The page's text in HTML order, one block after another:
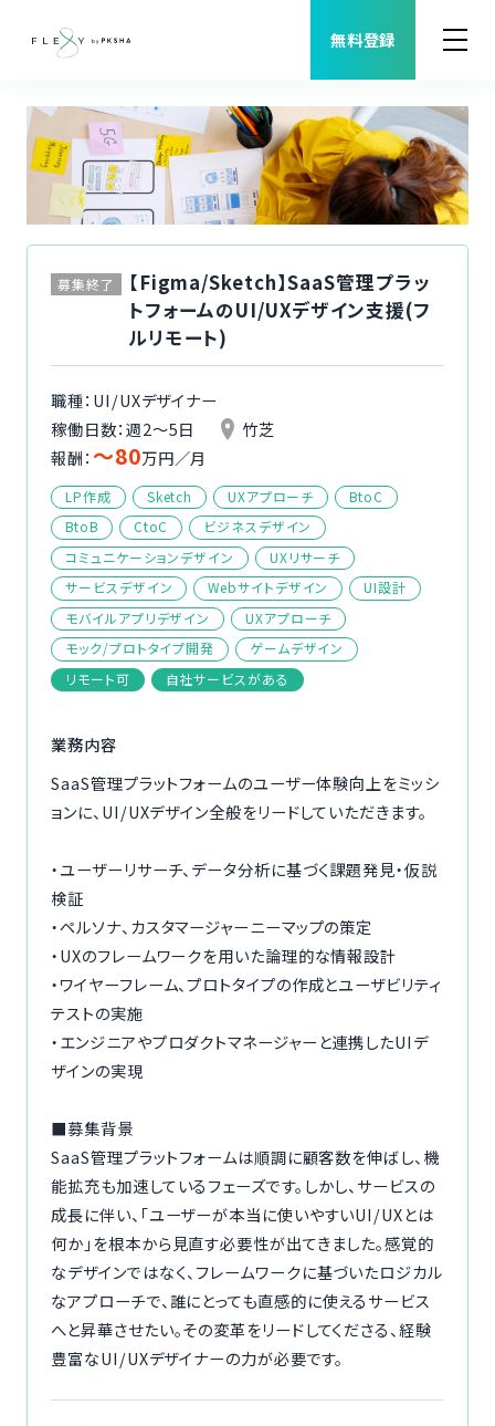
無料登録
案件検索
職種から案件を探す
よくある質問
福利厚生
ご利用者様の声
ご利用の流れ
コーディネーター紹介
イベント/マガジン
募集終了
【Figma/Sketch】SaaS管理プラッ
トフォームのUI/UXデザイン支援(フ
ルリモート)
職種：UI/UXデザイナー
稼働日数：週2〜5日
竹芝
報酬： 〜80万円／月
LP作成 Sketch UXアプローチ
BtoC
BtoB
CtoC
ビジネスデザイン
コミュニケーションデザイン
UXリサーチ
サービスデザイン
Webサイトデザイン
UI設計
モバイルアプリデザイン
UXアプローチ
モック/プロトタイプ開発
ゲームデザイン
リモート可
自社サービスがある
業務内容
SaaS管理プラットフォームのユーザー体験向上をミッシ
ョンに、UI/UXデザイン全般をリードしていただきます。
・ユーザーリサーチ、データ分析に基づく課題発見・仮説
検証
・ペルソナ、カスタマージャーニーマップの策定
・UXのフレームワークを用いた論理的な情報設計
・ワイヤーフレーム、プロトタイプの作成とユーザビリティ
テストの実施
・エンジニアやプロダクトマネージャーと連携したUIデ
ザインの実現
■募集背景
SaaS管理プラットフォームは順調に顧客数を伸ばし、機
能拡充も加速しているフェーズです。しかし、サービスの
成長に伴い、「ユーザーが本当に使いやすいUI/UXとは
何か」を根本から見直す必要性が出てきました。感覚的
なデザインではなく、フレームワークに基づいたロジカル
なアプローチで、誰にとっても直感的に使えるサービス
へと昇華させたい。その変革をリードしてくださる、経験
豊富なUI/UXデザイナーの力が必要です。